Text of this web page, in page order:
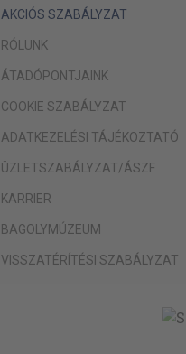
AKCIÓS SZABÁLYZAT
RÓLUNK
ÁTADÓPONTJAINK
COOKIE SZABÁLYZAT
ADATKEZELÉSI TÁJÉKOZTATÓ
ÜZLETSZABÁLYZAT/ÁSZF
KARRIER
BAGOLYMÚZEUM
VISSZATÉRÍTÉSI SZABÁLYZAT